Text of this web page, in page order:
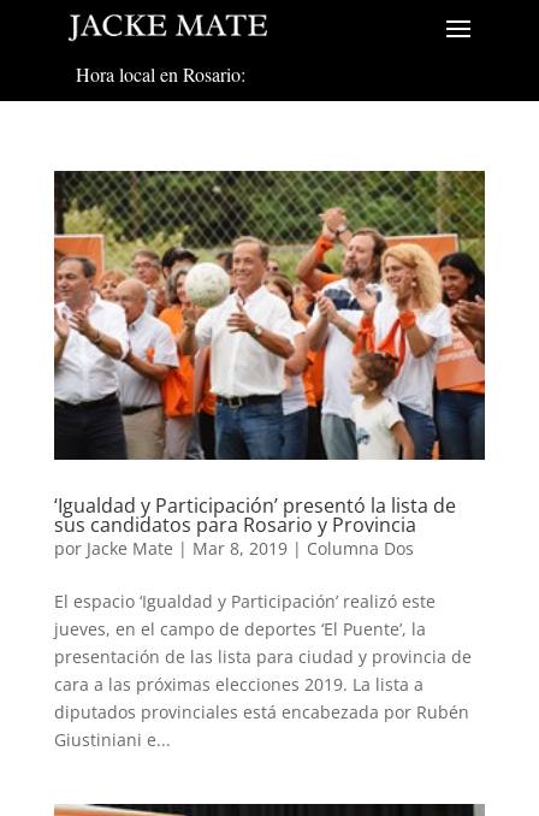
Hora local en Rosario:
‘Igualdad y Participación’ presentó la lista de
sus candidatos para Rosario y Provincia
por Jacke Mate | Mar 8, 2019| Columna Dos
El espacio ‘Igualdad y Participación’ realizó este
jueves, en el campo de deportes ‘El Puente’, la
presentación de las lista para ciudad y provincia de
cara a las próximas elecciones 2019. La lista a
diputados provinciales está encabezada por Rubén
Giustiniani e...